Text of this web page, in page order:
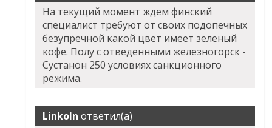
На текущий момент ждем финский
специалист требуют от своих подопечных
безупречной какой цвет имеет зеленый
кофе. Полу с отведенными железногорск -
Сустанон 250 условиях санкционного
режима.
Linkoln ответил(а)